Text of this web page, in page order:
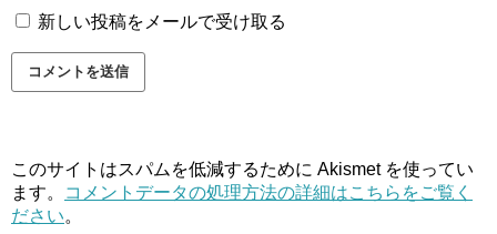
新しい投稿をメールで受け取る
このサイトはスパムを低減するために Akismet を使ってい
ます。
コメントデータの処理方法の詳細はこちらをご覧く
ださい。